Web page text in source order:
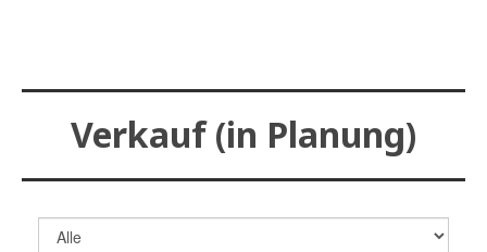
Verkauf (in Planung)